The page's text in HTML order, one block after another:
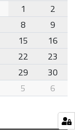
1
2
8
9
15
16
22
23
29
30
5 6